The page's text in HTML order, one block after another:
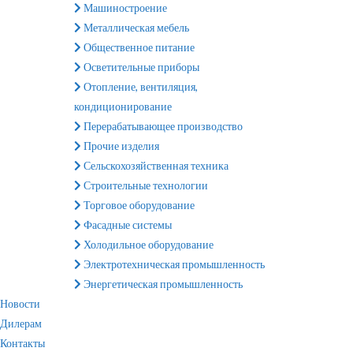
Машиностроение
Металлическая мебель
Общественное питание
Осветительные приборы
Отопление, вентиляция,
кондиционирование
Перерабатывающее производство
Прочие изделия
Сельскохозяйственная техника
Строительные технологии
Торговое оборудование
Фасадные системы
Холодильное оборудование
Электротехническая промышленность
Энергетическая промышленность
Новости
Дилерам
Контакты